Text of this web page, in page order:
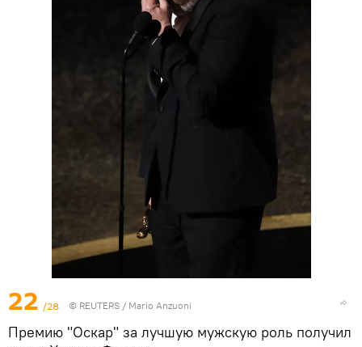
22 /28 © REUTERS / Mario Anzuoni
Премию "Оскар" за лучшую мужскую роль получил